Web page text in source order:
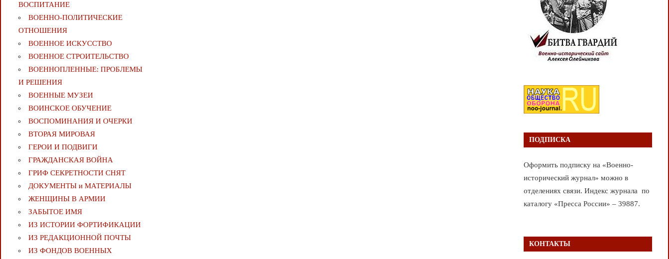
ВОСПИТАНИЕ
ВОЕННО-ПОЛИТИЧЕСКИE
ОТНОШЕНИЯ
ВОЕННОЕ ИСКУССТВО
ВОЕННОЕ СТРОИТЕЛЬСТВО
ВОЕННОПЛЕННЫЕ: ПРОБЛЕМЫ
И РЕШЕНИЯ
ВОЕННЫЕ МУЗЕИ
ВОИНСКОЕ ОБУЧЕНИЕ
ВОСПОМИНАНИЯ И ОЧЕРКИ
ВТОРАЯ МИРОВАЯ
ГЕРОИ И ПОДВИГИ
ГРАЖДАНСКАЯ ВОЙНА
ГРИФ СЕКРЕТНОСТИ СНЯТ
ДОКУМЕНТЫ и МАТЕРИАЛЫ
ЖЕНЩИНЫ В АРМИИ
ЗАБЫТОЕ ИМЯ
ИЗ ИСТОРИИ ФОРТИФИКАЦИИ
ИЗ РЕДАКЦИОННОЙ ПОЧТЫ
ИЗ ФОНДОВ ВОЕННЫХ
ПОДПИСКА
Оформить подписку на «Военно-
исторический журнал» можно в
отделениях связи. Индекс журнала по
каталогу «Пресса России» – 39887.
КОНТАКТЫ